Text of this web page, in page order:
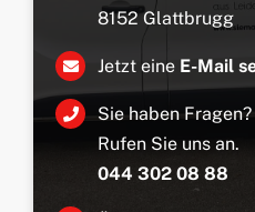
8152 Glattbrugg
Jetzt eine E-Mail
Sie haben Fragen?
Rufen Sie uns an.
044 302 08 88